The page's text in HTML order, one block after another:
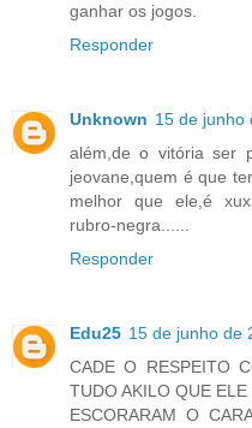
ganhar os jogos.
Responder
Unknown 15 de junho
além,de o vitória ser
jeovane,quem é que
melhor que ele,é
rubro-negra......
Responder
Edu25 15 de junho de
CADE O RESPEITO
TUDO AKILO QUE ELE
ESCORARAM O